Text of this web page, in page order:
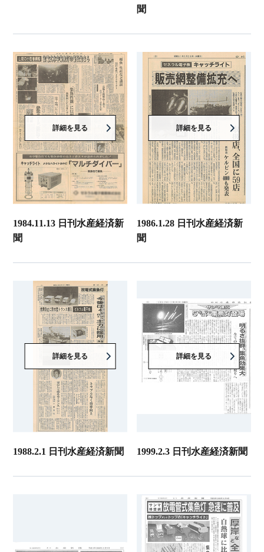
聞
詳細を見る
1984.11.13 日刊水産経済新
聞
詳細を見る
1986.1.28 日刊水産経済新
聞
詳細を見る
1988.2.1 日刊水産経済新聞
詳細を見る
1999.2.3 日刊水産経済新聞